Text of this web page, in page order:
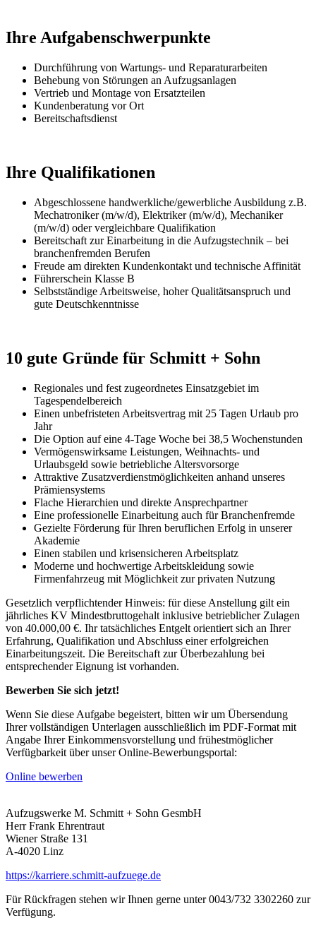
Ihre Aufgabenschwerpunkte
Durchführung von Wartungs- und Reparaturarbeiten
Behebung von Störungen an Aufzugsanlagen
Vertrieb und Montage von Ersatzteilen
Kundenberatung vor Ort
Bereitschaftsdienst
Ihre Qualifikationen
Abgeschlossene handwerkliche/gewerbliche Ausbildung z.B.
Mechatroniker (m/w/d), Elektriker (m/w/d), Mechaniker
(m/w/d) oder vergleichbare Qualifikation
Bereitschaft zur Einarbeitung in die Aufzugstechnik – bei
branchenfremden Berufen
Freude am direkten Kundenkontakt und technische Affinität
Führerschein Klasse B
Selbstständige Arbeitsweise, hoher Qualitätsanspruch und
gute Deutschkenntnisse
10 gute Gründe für Schmitt + Sohn
Regionales und fest zugeordnetes Einsatzgebiet im
Tagespendelbereich
Einen unbefristeten Arbeitsvertrag mit 25 Tagen Urlaub pro
Jahr
Die Option auf eine 4-Tage Woche bei 38,5 Wochenstunden
Vermögenswirksame Leistungen, Weihnachts- und
Urlaubsgeld sowie betriebliche Altersvorsorge
Attraktive Zusatzverdienstmöglichkeiten anhand unseres
Prämiensystems
Flache Hierarchien und direkte Ansprechpartner
Eine professionelle Einarbeitung auch für Branchenfremde
Gezielte Förderung für Ihren beruflichen Erfolg in unserer
Akademie
Einen stabilen und krisensicheren Arbeitsplatz
Moderne und hochwertige Arbeitskleidung sowie
Firmenfahrzeug mit Möglichkeit zur privaten Nutzung
Gesetzlich verpflichtender Hinweis: für diese Anstellung gilt ein
jährliches KV Mindestbruttogehalt inklusive betrieblicher Zulagen
von 40.000,00 €. Ihr tatsächliches Entgelt orientiert sich an Ihrer
Erfahrung, Qualifikation und Abschluss einer erfolgreichen
Einarbeitungszeit. Die Bereitschaft zur Überbezahlung bei
entsprechender Eignung ist vorhanden.
Bewerben Sie sich jetzt!
Wenn Sie diese Aufgabe begeistert, bitten wir um Übersendung
Ihrer vollständigen Unterlagen ausschließlich im PDF-Format mit
Angabe Ihrer Einkommensvorstellung und frühestmöglicher
Verfügbarkeit über unser Online-Bewerbungsportal:
Online bewerben
Aufzugswerke M. Schmitt + Sohn GesmbH
Herr Frank Ehrentraut
Wiener Straße 131
A-4020 Linz
https://karriere.schmitt-aufzuege.de
Für Rückfragen stehen wir Ihnen gerne unter 0043/732 3302260 zur
Verfügung.